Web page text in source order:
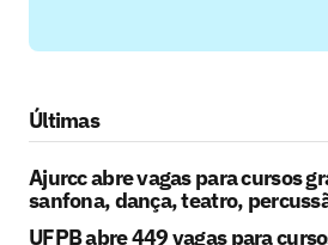
Últimas
Ajurcc abre vagas para cursos
sanfona, dança, teatro,
UFPB abre 449 vagas para